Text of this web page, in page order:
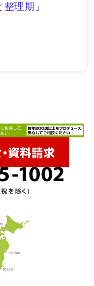
理期」